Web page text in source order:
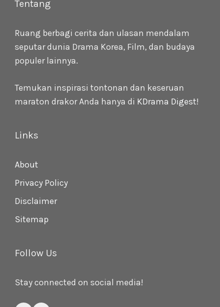
Tentang
Ruang berbagi cerita dan ulasan mendalam
seputar dunia Drama Korea, Film, dan budaya
populer lainnya.
Temukan inspirasi tontonan dan keseruan
maraton drakor Anda hanya di KDrama Digest!
Links
About
Privacy Policy
Disclaimer
Sitemap
Follow Us
Stay connected on social media!